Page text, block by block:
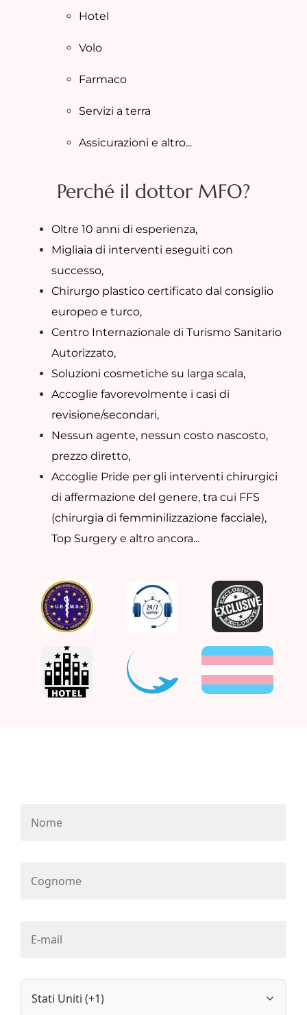
Hotel
Volo
Farmaco
Servizi a terra
Assicurazioni e altro...
Perché il dottor MFO?
Oltre 10 anni di esperienza,
Migliaia di interventi eseguiti con
successo,
Chirurgo plastico certificato dal consiglio
europeo e turco,
Centro Internazionale di Turismo Sanitario
Autorizzato,
Soluzioni cosmetiche su larga scala,
Accoglie favorevolmente i casi di
revisione/secondari,
Nessun agente, nessun costo nascosto,
prezzo diretto,
Accoglie Pride per gli interventi chirurgici
di affermazione del genere, tra cui FFS
(chirurgia di femminilizzazione facciale),
Top Surgery e altro ancora...